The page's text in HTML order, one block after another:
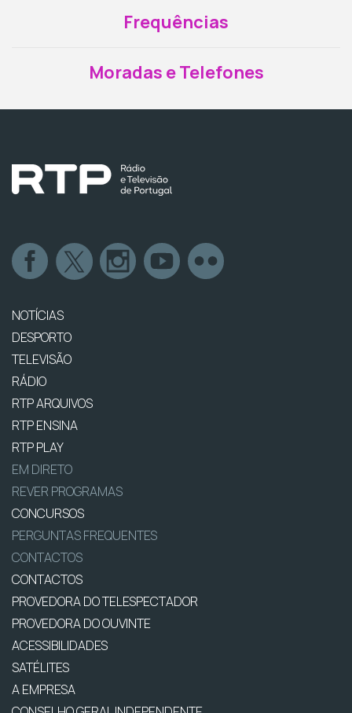
Frequências
Moradas e Telefones
NOTÍCIAS
DESPORTO
TELEVISÃO
RÁDIO
RTP ARQUIVOS
RTP ENSINA
RTP PLAY
EM DIRETO
REVER PROGRAMAS
CONCURSOS
PERGUNTAS FREQUENTES
CONTACTOS
CONTACTOS
PROVEDORA DO TELESPECTADOR
PROVEDORA DO OUVINTE
ACESSIBILIDADES
SATÉLITES
A EMPRESA